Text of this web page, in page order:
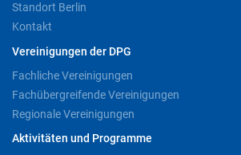
Standort Berlin
Kontakt
Vereinigungen der DPG
Fachliche Vereinigungen
Fachübergreifende Vereinigungen
Regionale Vereinigungen
Aktivitäten und Programme